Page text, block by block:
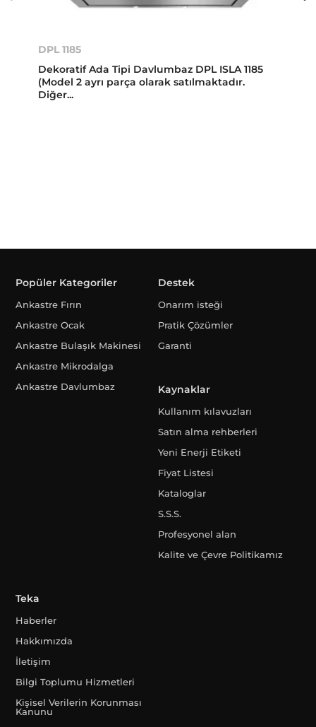
DPL 1185
Dekoratif Ada Tipi Davlumbaz DPL ISLA 1185
(Model 2 ayrı parça olarak satılmaktadır.
Diğer...
Popüler Kategoriler
Ankastre Fırın
Ankastre Ocak
Ankastre Bulaşık Makinesi
Ankastre Mikrodalga
Ankastre Davlumbaz
Destek
Onarım isteği
Pratik Çözümler
Garanti
Kaynaklar
Kullanım kılavuzları
Satın alma rehberleri
Yeni Enerji Etiketi
Fiyat Listesi
Kataloglar
S.S.S.
Profesyonel alan
Kalite ve Çevre Politikamız
Teka
Haberler
Hakkımızda
İletişim
Bilgi Toplumu Hizmetleri
Kişisel Verilerin Korunması
Kanunu